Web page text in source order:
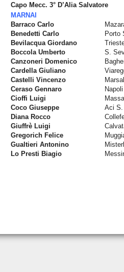
Capo Mecc. 3° D’Alia Salvatore
MARNAI
Barraco Carlo
Benedetti Carlo
Porto
Bevilacqua Giordano
Boccola Umberto
S.
Canzoneri Domenico
Cardella Giuliano
Castelli Vincenzo
Ceraso Gennaro
Napoli
Cioffi Luigi
Coco Giuseppe
Aci S.
Diana Rocco
Giuffrè Luigi
Gregorich Felice
Gualtieri Antonino
Lo Presti Biagio